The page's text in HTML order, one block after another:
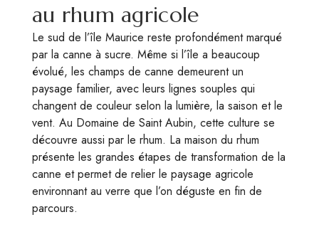
au rhum agricole
Le sud de l’île Maurice reste profondément marqué
par la canne à sucre. Même si l’île a beaucoup
évolué, les champs de canne demeurent un
paysage familier, avec leurs lignes souples qui
changent de couleur selon la lumière, la saison et le
vent. Au Domaine de Saint Aubin, cette culture se
découvre aussi par le rhum. La maison du rhum
présente les grandes étapes de transformation de la
canne et permet de relier le paysage agricole
environnant au verre que l’on déguste en fin de
parcours.